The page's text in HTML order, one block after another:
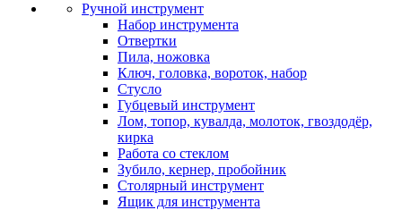
Ручной инструмент
Набор инструмента
Отвертки
Пила, ножовка
Ключ, головка, вороток, набор
Стусло
Губцевый инструмент
Лом, топор, кувалда, молоток, гвоздодёр,
кирка
Работа со стеклом
Зубило, кернер, пробойник
Столярный инструмент
Ящик для инструмента